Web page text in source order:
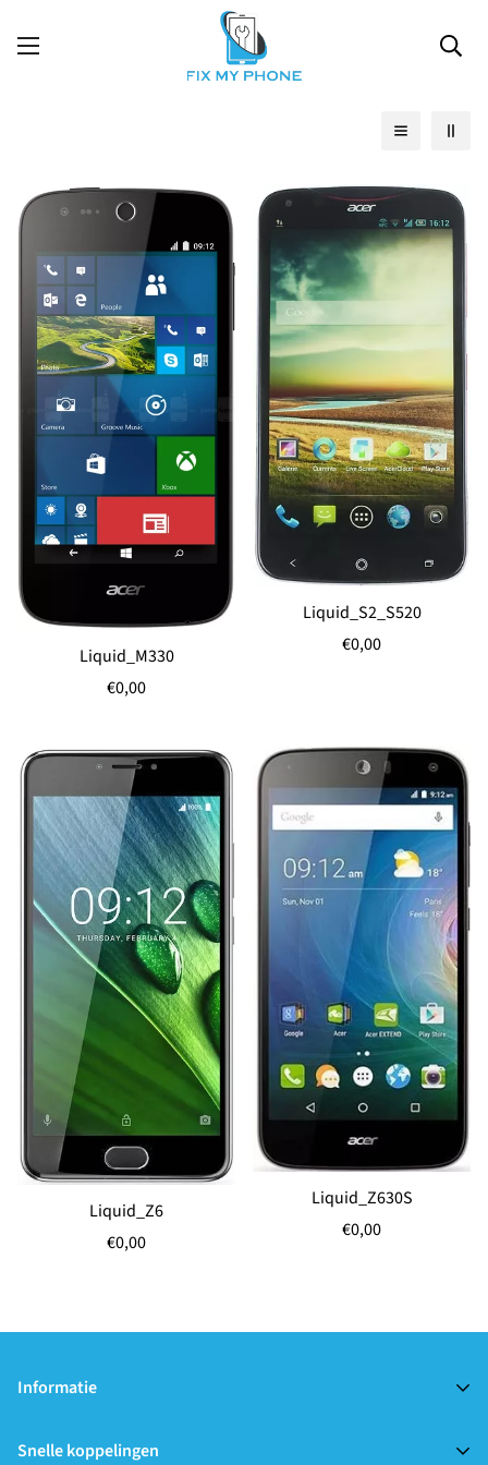
Liquid_M330
Normale
€0,00
Liquid_S2_S520
Normale
€0,00
Liquid_Z6
Normale
€0,00
Liquid_Z630S
Normale
€0,00
Informatie
Reparaties
Snelle koppelingen